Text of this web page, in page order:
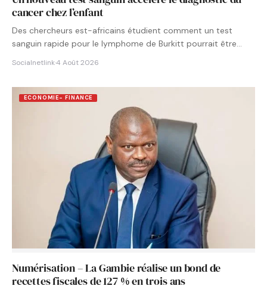
cancer chez l’enfant
Des chercheurs est-africains étudient comment un test
sanguin rapide pour le lymphome de Burkitt pourrait être
Socialnetlink·4 Août 2026
ECONOMIE- FINANCE
Numérisation – La Gambie réalise un bond de
recettes fiscales de 127 % en trois ans